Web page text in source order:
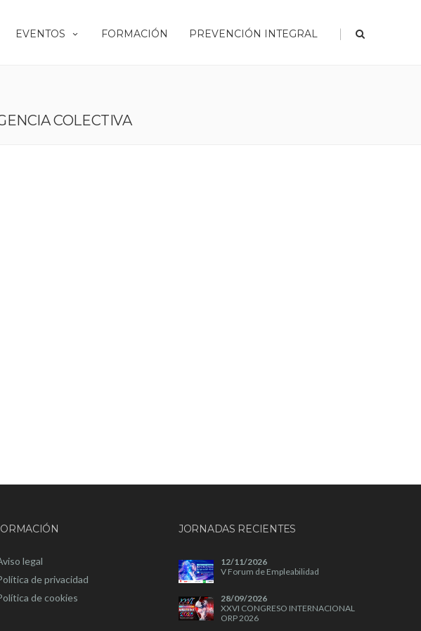
EVENTOS FORMACIÓN PREVENCIÓN INTEGRAL |
COLECTIVA
legal
de privacidad
de cookies
JORNADAS RECIENTES
12/11/2026
V Forum de Empleabilidad
28/09/2026
XXVI CONGRESO INTERNACIONAL
ORP 2026